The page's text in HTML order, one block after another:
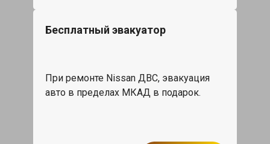
Бесплатный эвакуатор
При ремонте Nissan ДВС, эвакуация
авто в пределах МКАД в подарок.